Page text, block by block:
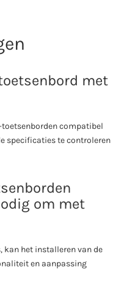
met
toetsenborden compatibel
specificaties te controleren
om met
kan het installeren van de
en aanpassing